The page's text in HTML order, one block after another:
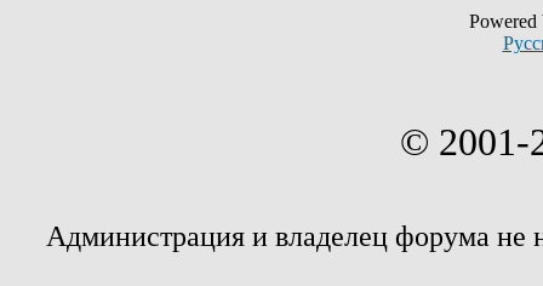
© 2001-
Администрация и владелец форума не